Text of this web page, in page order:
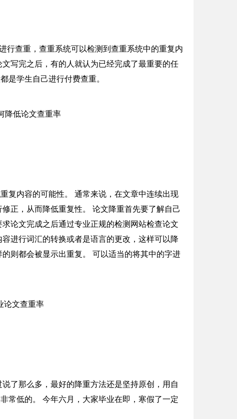
行查重，查重系统可以检测到查重系统中的重复内
写完之后，有的人就认为已经完成了最重要的任
是学生自己进行付费查重。
复内容的可能性。 通常来说，在文章中连续出现
正，从而降低重复性。 论文降重首先要了解自己
论文完成之后通过专业正规的检测网站检查论文
进行词汇的转换或者是语言的更改，这样可以降
则都会被显示出重复。 可以适当的将其中的字进
了那么多，最好的降重方法还是坚持原创，用自
常低的。 今年六月，大家毕业在即，寒假了一定